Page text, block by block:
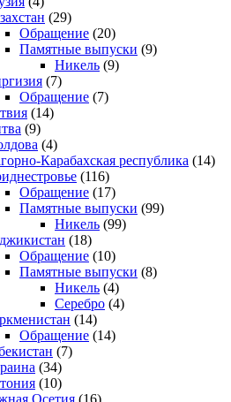
(29)
Обращение (20)
Памятные выпуски (9)
Никель (9)
(7)
Обращение (7)
(14)
(9)
(4)
Карабахская республика (14)
(116)
Обращение (17)
Памятные выпуски (99)
Никель (99)
(18)
Обращение (10)
Памятные выпуски (8)
Никель (4)
Серебро (4)
(14)
Обращение (14)
(7)
(34)
(10)
Осетия (16)